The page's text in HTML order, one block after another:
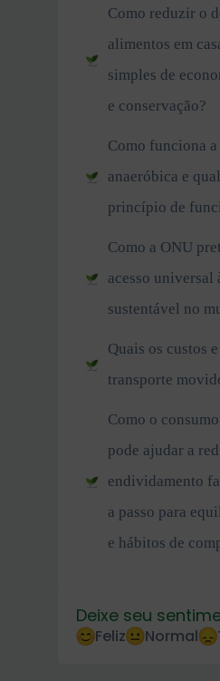
Como reduzir o
alimentos em
simples de
e conservação?
Como funciona
anaeróbica e
princípio de
Como a ONU
acesso universal
sustentável no
Quais os custos
transporte
Como o
pode ajudar a
endividamento
a passo para
e hábitos de
Deixe seu
Feliz Normal